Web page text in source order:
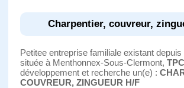
Charpentier, couvreur,
Petitee entreprise familiale existant
située à Menthonnex-Sous-Clermont,
développement et recherche un(e) :
COUVREUR, ZINGUEUR H/F